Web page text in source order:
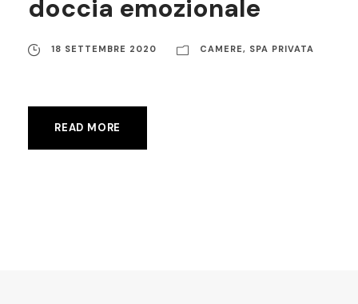
doccia emozionale
18 SETTEMBRE 2020 CAMERE, SPA PRIVATA
READ MORE